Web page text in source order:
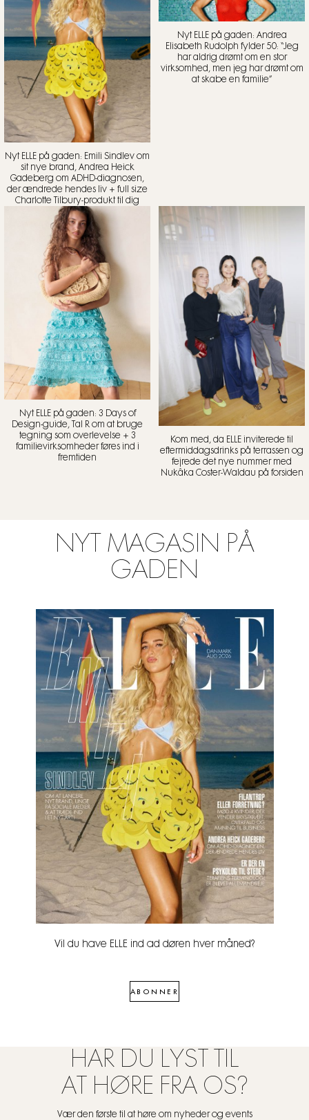
Nyt ELLE på gaden: Emili Sindlev om
sit nye brand, Andrea Heick
Gadeberg om ADHD-diagnosen,
der ændrede hendes liv + full size
Charlotte Tilbury-produkt til dig
Nyt ELLE på gaden: Andrea
Elisabeth Rudolph fylder 50: “Jeg
har aldrig drømt om en stor
virksomhed, men jeg har drømt om
at skabe en familie”
Nyt ELLE på gaden: 3 Days of
Design-guide, Tal R om at bruge
tegning som overlevelse + 3
familievirksomheder føres ind i
fremtiden
Kom med, da ELLE inviterede til
eftermiddagsdrinks på terrassen og
fejrede det nye nummer med
Nukâka Coster-Waldau på forsiden
NYT MAGASIN PÅ
GADEN
Vil du have ELLE ind ad døren hver måned?
ABONNER
HAR DU LYST TIL
AT HØRE FRA OS?
Vær den første til at høre om nyheder og events